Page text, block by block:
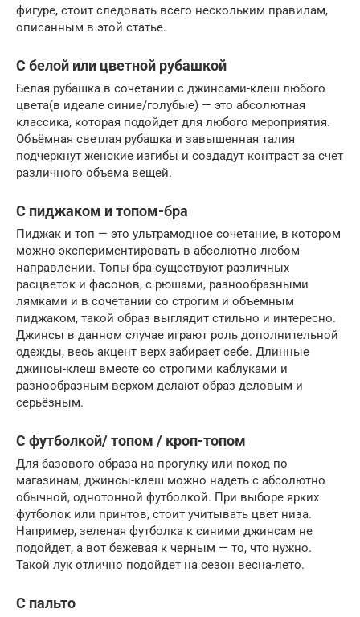
фигуре, стоит следовать всего нескольким правилам,
описанным в этой статье.
С белой или цветной рубашкой
Белая рубашка в сочетании с джинсами-клеш любого
цвета(в идеале синие/голубые) — это абсолютная
классика, которая подойдет для любого мероприятия.
Объёмная светлая рубашка и завышенная талия
подчеркнут женские изгибы и создадут контраст за счет
различного объема вещей.
С пиджаком и топом-бра
Пиджак и топ — это ультрамодное сочетание, в котором
можно экспериментировать в абсолютно любом
направлении. Топы-бра существуют различных
расцветок и фасонов, с рюшами, разнообразными
лямками и в сочетании со строгим и объемным
пиджаком, такой образ выглядит стильно и интересно.
Джинсы в данном случае играют роль дополнительной
одежды, весь акцент верх забирает себе. Длинные
джинсы-клеш вместе со строгими каблуками и
разнообразным верхом делают образ деловым и
серьёзным.
С футболкой/ топом / кроп-топом
Для базового образа на прогулку или поход по
магазинам, джинсы-клеш можно надеть с абсолютно
обычной, однотонной футболкой. При выборе ярких
футболок или принтов, стоит учитывать цвет низа.
Например, зеленая футболка к синими джинсам не
подойдет, а вот бежевая к черным — то, что нужно.
Такой лук отлично подойдет на сезон весна-лето.
С пальто